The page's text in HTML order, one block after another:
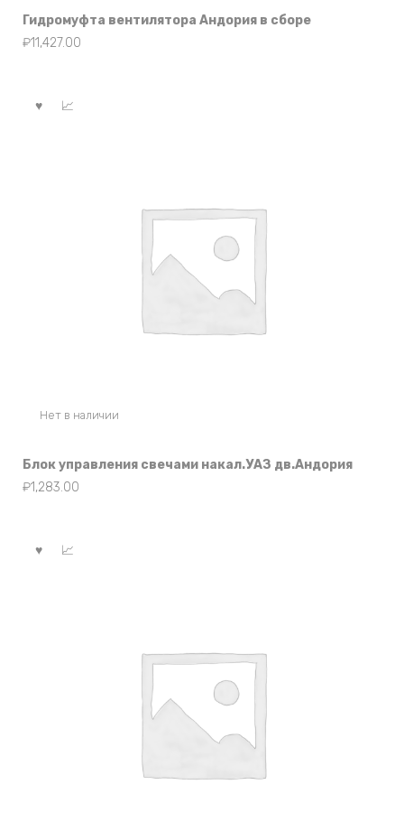
Гидромуфта вентилятора Андория в сборе
₽11,427.00
Нет в наличии
Блок управления свечами накал.УАЗ дв.Андория
₽1,283.00